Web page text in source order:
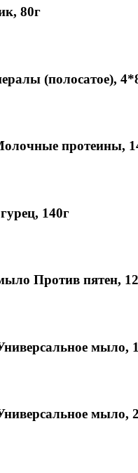
80г
(полосатое),
протеины,
140г
Против пятен,
мыло,
мыло,